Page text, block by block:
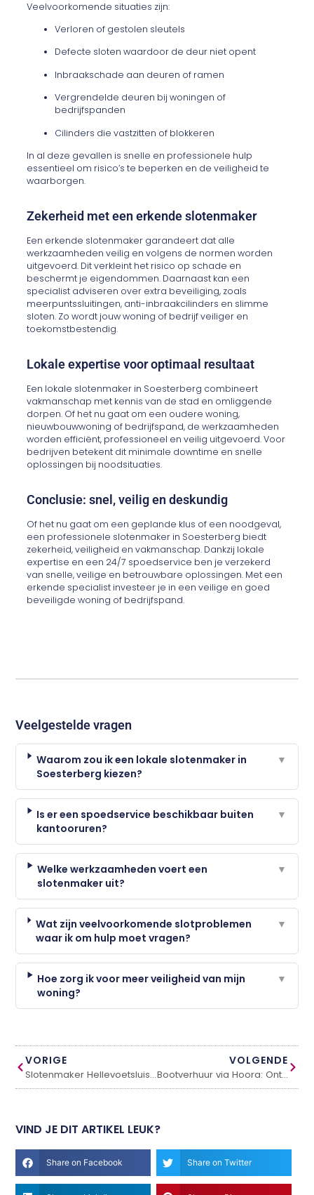
Veelvoorkomende situaties zijn:
Verloren of gestolen sleutels
Defecte sloten waardoor de deur niet opent
Inbraakschade aan deuren of ramen
Vergrendelde deuren bij woningen of
bedrijfspanden
Cilinders die vastzitten of blokkeren
In al deze gevallen is snelle en professionele hulp
essentieel om risico’s te beperken en de veiligheid te
waarborgen.
Zekerheid met een erkende slotenmaker
Een erkende slotenmaker garandeert dat alle
werkzaamheden veilig en volgens de normen worden
uitgevoerd. Dit verkleint het risico op schade en
beschermt je eigendommen. Daarnaast kan een
specialist adviseren over extra beveiliging, zoals
meerpuntssluitingen, anti-inbraakcilinders en slimme
sloten. Zo wordt jouw woning of bedrijf veiliger en
toekomstbestendig.
Lokale expertise voor optimaal resultaat
Een lokale slotenmaker in Soesterberg combineert
vakmanschap met kennis van de stad en omliggende
dorpen. Of het nu gaat om een oudere woning,
nieuwbouwwoning of bedrijfspand, de werkzaamheden
worden efficiënt, professioneel en veilig uitgevoerd. Voor
bedrijven betekent dit minimale downtime en snelle
oplossingen bij noodsituaties.
Conclusie: snel, veilig en deskundig
Of het nu gaat om een geplande klus of een noodgeval,
een professionele slotenmaker in Soesterberg biedt
zekerheid, veiligheid en vakmanschap. Dankzij lokale
expertise en een 24/7 spoedservice ben je verzekerd
van snelle, veilige en betrouwbare oplossingen. Met een
erkende specialist investeer je in een veilige en goed
beveiligde woning of bedrijfspand.
Veelgestelde vragen
Waarom zou ik een lokale slotenmaker in
Soesterberg kiezen?
▼
Is er een spoedservice beschikbaar buiten
kantooruren?
▼
Welke werkzaamheden voert een
slotenmaker uit?
▼
Wat zijn veelvoorkomende slotproblemen
waar ik om hulp moet vragen?
▼
Hoe zorg ik voor meer veiligheid van mijn
woning?
▼
VORIGE
Slotenmaker Hellevoetsluis: snel en betrouwbaar bij noodgevallen
VOLGENDE
Bootverhuur via Hoora: Ontdek de mogelijkheden op het water
VIND JE DIT ARTIKEL LEUK?
Share on Facebook Share on Twitter